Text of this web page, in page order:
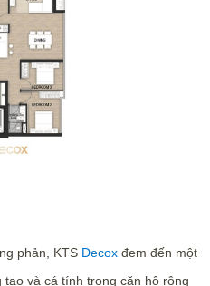
phản, KTS Decoxđem đến một
và cá tính trong căn hộ rộng